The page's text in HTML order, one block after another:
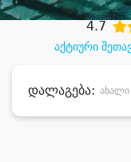
აქტიური
4.7
დალაგება: ახალი